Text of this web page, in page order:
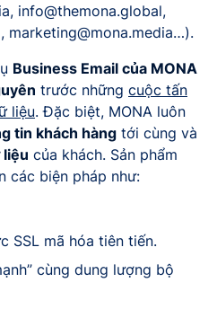
, info@themona.global,
, marketing@mona.media…).
Business Email của MONA
trước những cuộc tấn
liệu. Đặc biệt, MONA luôn
tin khách hàng tới cùng và
liệu của khách. Sản phẩm
các biện pháp như:
SSL mã hóa tiên tiến.
cùng dung lượng bộ